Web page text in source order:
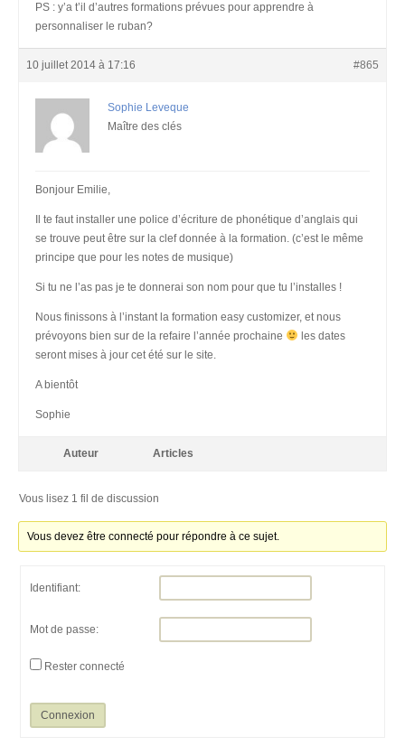
PS : y’a t’il d’autres formations prévues pour apprendre à
personnaliser le ruban?
10 juillet 2014 à 17:16 #865
Sophie Leveque
Maître des clés
Bonjour Emilie,
Il te faut installer une police d’écriture de phonétique d’anglais qui
se trouve peut être sur la clef donnée à la formation. (c’est le même
principe que pour les notes de musique)
Si tu ne l’as pas je te donnerai son nom pour que tu l’installes !
Nous finissons à l’instant la formation easy customizer, et nous
prévoyons bien sur de la refaire l’année prochaine
les dates
seront mises à jour cet été sur le site.
A bientôt
Sophie
Auteur Articles
Vous lisez 1 fil de discussion
Vous devez être connecté pour répondre à ce sujet.
Identifiant:
Mot de passe:
Rester connecté
Connexion